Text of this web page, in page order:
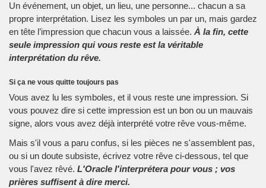
Un événement, un objet, un lieu, une personne... chacun a sa
propre interprétation. Lisez les symboles un par un, mais gardez
en tête l’impression que chacun vous a laissée. À la fin, cette
seule impression qui vous reste est la véritable
interprétation du rêve.
Si ça ne vous quitte toujours pas
Vous avez lu les symboles, et il vous reste une impression. Si
vous pouvez dire si cette impression est un bon ou un mauvais
signe, alors vous avez déjà interprété votre rêve vous-même.
Mais s'il vous a paru confus, si les pièces ne s'assemblent pas,
ou si un doute subsiste, écrivez votre rêve ci-dessous, tel que
vous l'avez rêvé. L'Oracle l'interprétera pour vous ; vos
prières suffisent à dire merci.